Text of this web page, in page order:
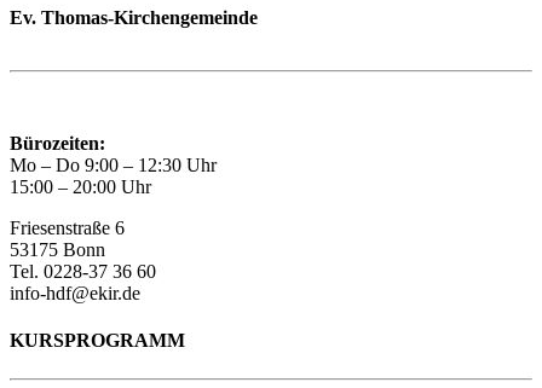
Ev. Thomas-Kirchengemeinde
Bürozeiten:
Mo – Do 9:00 – 12:30 Uhr
15:00 – 20:00 Uhr
Friesenstraße 6
53175 Bonn
Tel. 0228-37 36 60
info-hdf@ekir.de
KURSPROGRAMM